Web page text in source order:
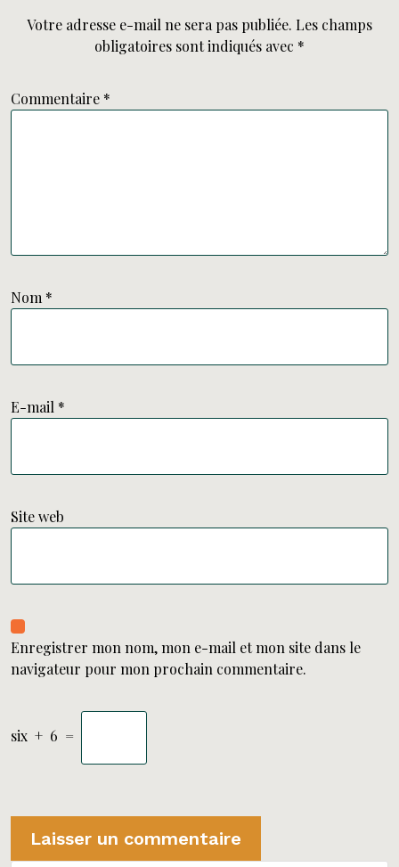
Votre adresse e-mail ne sera pas publiée. Les champs
obligatoires sont indiqués avec *
Commentaire *
Nom *
E-mail *
Site web
Enregistrer mon nom, mon e-mail et mon site dans le
navigateur pour mon prochain commentaire.
six + 6 =